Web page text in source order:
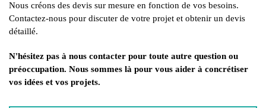
Nous créons des devis sur mesure en fonction de vos besoins.
Contactez-nous pour discuter de votre projet et obtenir un devis
détaillé.
N'hésitez pas à nous contacter pour toute autre question ou
préoccupation. Nous sommes là pour vous aider à concrétiser
vos idées et vos projets.